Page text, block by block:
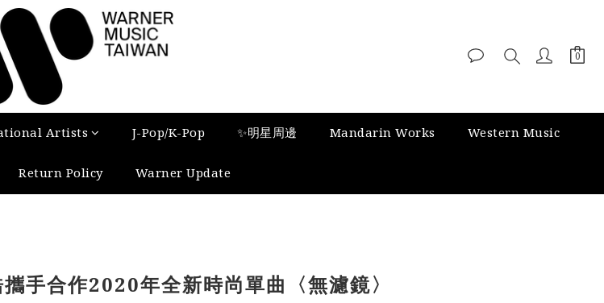
Artists J-Pop/K-Pop ✨明星周邊 Mandarin Works Western Music
Return Policy Warner Update
手合作2020年全新時尚單曲〈無濾鏡〉